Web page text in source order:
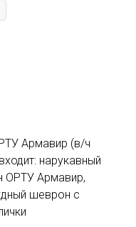
Армавир (в/ч
нарукавный
ОРТУ Армавир,
шеврон с